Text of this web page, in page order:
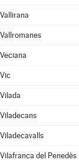
Vallirana
Vallromanes
Veciana
Vic
Vilada
Viladecans
Viladecavalls
Vilafranca del Penedès